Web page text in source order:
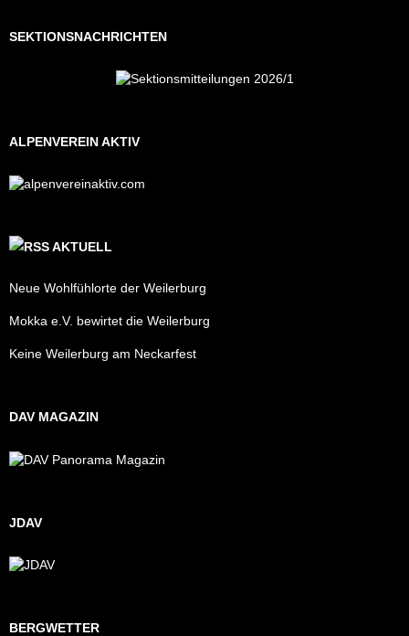
SEKTIONSNACHRICHTEN
ALPENVEREIN AKTIV
AKTUELL
Neue Wohlfühlorte der Weilerburg
Mokka e.V. bewirtet die Weilerburg
Keine Weilerburg am Neckarfest
DAV MAGAZIN
JDAV
BERGWETTER